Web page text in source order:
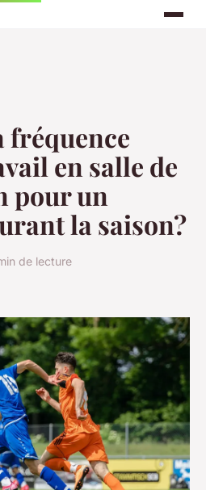
fréquence
en salle de
pour un
la saison?
de lecture